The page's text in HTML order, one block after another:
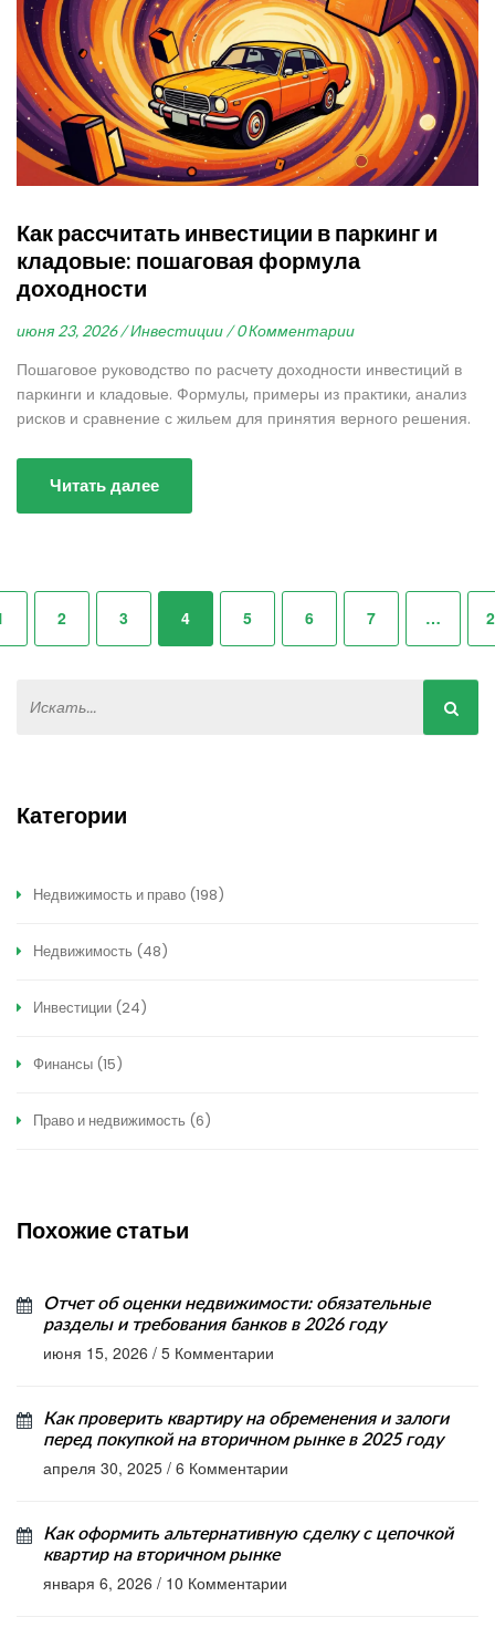
Как рассчитать инвестиции в паркинг и
кладовые: пошаговая формула
доходности
июня 23, 2026 / Инвестиции / 0 Комментарии
Пошаговое руководство по расчету доходности инвестиций в
паркинги и кладовые. Формулы, примеры из практики, анализ
рисков и сравнение с жильем для принятия верного решения.
Читать далее
2 3 4 5 6 7 …
Категории
Недвижимость и право (198)
Недвижимость (48)
Инвестиции (24)
Финансы (15)
Право и недвижимость (6)
Похожие статьи
Отчет об оценки недвижимости: обязательные
разделы и требования банков в 2026 году
июня 15, 2026 / 5 Комментарии
Как проверить квартиру на обременения и залоги
перед покупкой на вторичном рынке в 2025 году
апреля 30, 2025 / 6 Комментарии
Как оформить альтернативную сделку с цепочкой
квартир на вторичном рынке
января 6, 2026 / 10 Комментарии